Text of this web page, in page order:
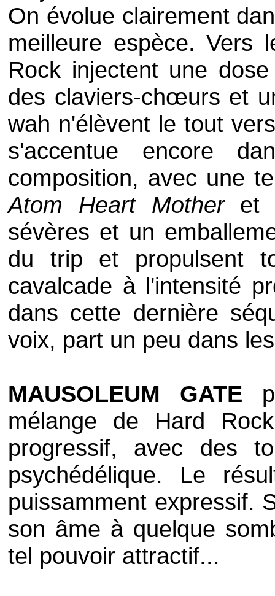
On évolue clairement
meilleure espèce. Vers
Rock injectent une
des claviers-chœurs et
wah n'élèvent le tout
s'accentue encore
composition, avec une
Atom Heart Motheret
sévères et un
du trip et propulsent
cavalcade à l'intensité
dans cette dernière
voix, part un peu dans
MAUSOLEUM GATE
mélange de Hard
progressif, avec des
psychédélique. Le
puissamment expressif.
son âme à quelque
tel pouvoir attractif...